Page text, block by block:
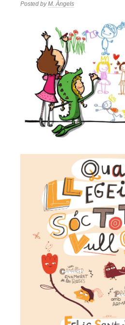
Posted byM. Àngels